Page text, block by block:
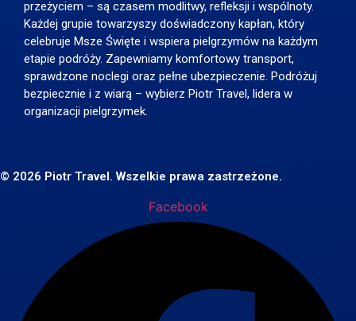
przeżyciem – są czasem modlitwy, refleksji i wspólnoty.
Każdej grupie towarzyszy doświadczony kapłan, który
celebruje Msze Święte i wspiera pielgrzymów na każdym
etapie podróży. Zapewniamy komfortowy transport,
sprawdzone noclegi oraz pełne ubezpieczenie. Podróżuj
bezpiecznie i z wiarą – wybierz Piotr Travel, lidera w
organizacji pielgrzymek.
© 2026 Piotr Travel. Wszelkie prawa zastrzeżone.
Facebook